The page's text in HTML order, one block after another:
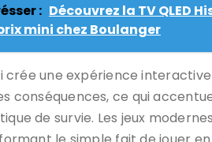
: Découvrez la TV QLED
mini chez Boulanger
crée une expérience
conséquences, ce qui
de survie. Les jeux